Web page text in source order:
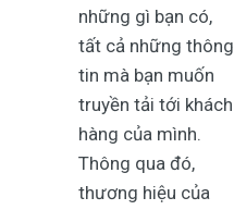
những gì bạn có,
tất cả những thông
tin mà bạn muốn
truyền tải tới khách
hàng của mình.
Thông qua đó,
thương hiệu của